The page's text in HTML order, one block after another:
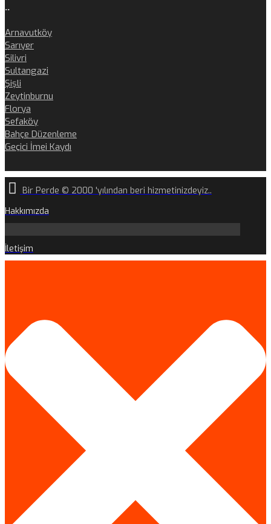
..
Arnavutköy
Sarıyer
Silivri
Sultangazi
Şişli
Zeytinburnu
Florya
Sefaköy
Bahçe Düzenleme
Geçici İmei Kaydı
Bir Perde © 2000 'yılından beri hizmetinizdeyiz..
Hakkımızda
İletişim